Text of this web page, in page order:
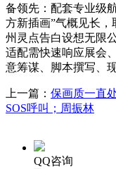
备领先：配套专业级
方新插画”气概见长
州灵点告白设想无限
适配需快速响应展会
意筹谋、脚本撰写、
上一篇： 保画质一直
SOS呼叫；周振林
QQ咨询